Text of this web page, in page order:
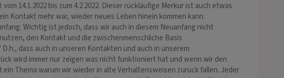
14.1.2022 bis zum 4.2.2022. Dieser rückläufige Merkur ist auch etwas
Kontakt mehr war, wieder neues Leben hinein kommen kann.
Wichtig ist jedoch, dass wir auch in diesem Neuanfang nicht
den Kontakt und die zwischenmenschliche Basis
dass auch in unseren Kontakten und auch in unserem
wird immer nur zeigen was nicht funktioniert hat und wenn wir den
Thema warum wir wieder in alte Verhaltensweisen zurück fallen. Jeder